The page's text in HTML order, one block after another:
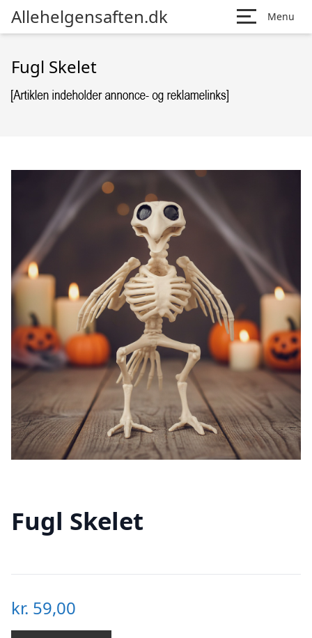
Allehelgensaften.dk Menu
Fugl Skelet
Fugl Skelet
kr. 59,00